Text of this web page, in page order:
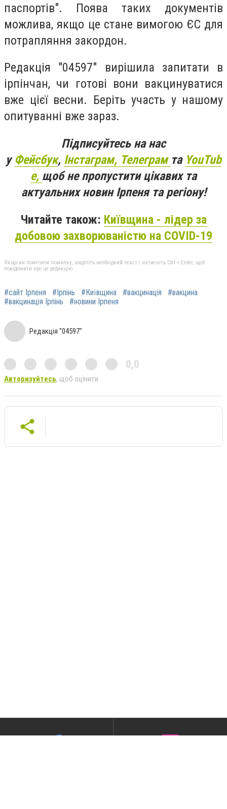
паспортів". Поява таких документів
можлива, якщо це стане вимогою ЄС для
потрапляння закордон.
Редакція "04597" вирішила запитати в
ірпінчан, чи готові вони вакцинуватися
вже цієї весни. Беріть участь у нашому
опитуванні вже зараз.
Підписуйтесь на нас
уФейсбук, Інстаграм, Телеграм та YouTub
e, щоб не пропустити цікавих та
актуальних новин Ірпеня та регіону!
Читайте також: Київщина - лідер за
добовою захворюваністю на COVID-19
Якщо ви помітили помилку, виділіть необхідний текст і натисніть Ctrl + Enter, щоб
повідомити про це редакцію
#сайт Ірпеня #Ірпінь #Київщина #вакцинація
#вакцина
#вакцинація Ірпінь
#новини Ірпеня
Редакція "04597"
0,0
Авторизуйтесь, щоб оцінити